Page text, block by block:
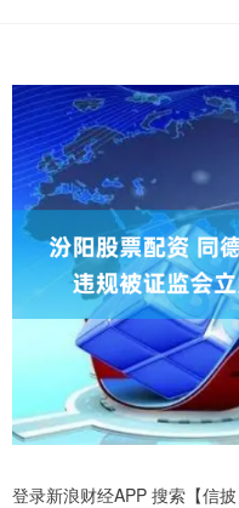
登录新浪财经APP 搜索【信